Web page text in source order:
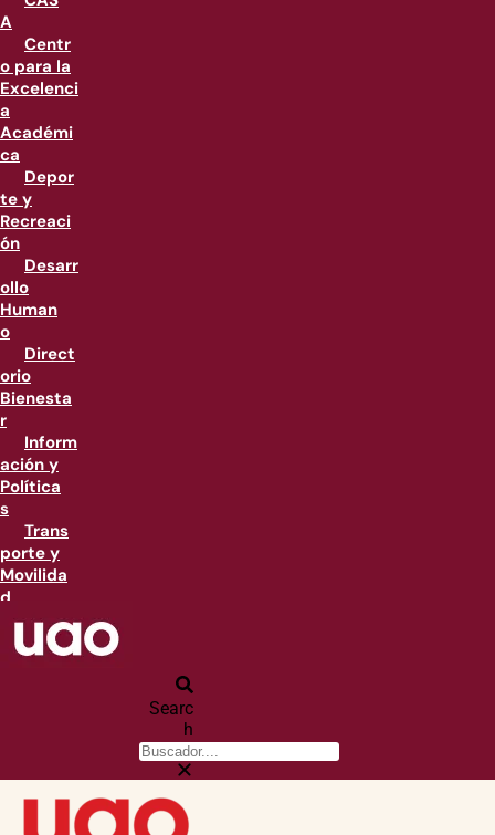
A
Centr
o para la
Excelenci
a
Académi
ca
Depor
te y
Recreaci
ón
Desarr
ollo
Human
o
Direct
orio
Bienesta
r
Inform
ación y
Política
s
Trans
porte y
Movilida
d
Searc
h